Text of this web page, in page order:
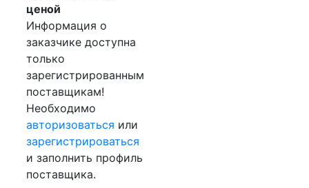
ценой
Информация о
заказчике доступна
только
зарегистрированным
поставщикам!
Необходимо
авторизоваться или
зарегистрироваться
и заполнить профиль
поставщика.